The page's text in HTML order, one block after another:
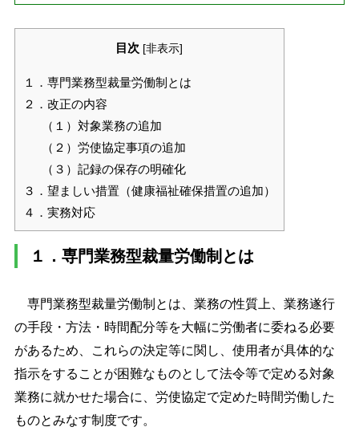
目次 [非表示]
１．専門業務型裁量労働制とは
２．改正の内容
（１）対象業務の追加
（２）労使協定事項の追加
（３）記録の保存の明確化
３．望ましい措置（健康福祉確保措置の追加）
４．実務対応
１．専門業務型裁量労働制とは
専門業務型裁量労働制とは、業務の性質上、業務遂行
の手段・方法・時間配分等を大幅に労働者に委ねる必要
があるため、これらの決定等に関し、使用者が具体的な
指示をすることが困難なものとして法令等で定める対象
業務に就かせた場合に、労使協定で定めた時間労働した
ものとみなす制度です。